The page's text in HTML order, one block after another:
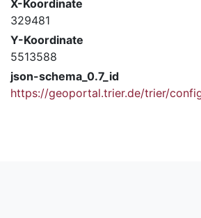
X-Koordinate
329481
Y-Koordinate
5513588
json-schema_0.7_id
https://geoportal.trier.de/trier/